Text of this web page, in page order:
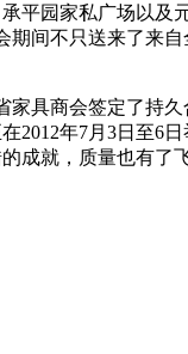
园家私广场以
间不只送来了来
商会签定了持
年7月3日至
就，质量也有了